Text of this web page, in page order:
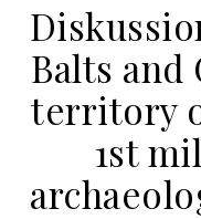
Balts and
territory
1st